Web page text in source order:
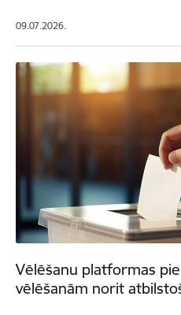
09.07.2026.
Vēlēšanu platformas
vēlēšanām norit